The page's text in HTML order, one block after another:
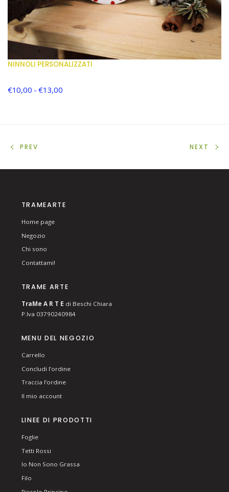
NINNOLI PERSONALIZZATI
€10,00 - €13,00
PREV NEXT
TRAMEARTE
Home page
Negozio
Chi sono
Contattami!
TRAME ARTE
TraMe A R T E di Beschi Chiara
P.Iva 03790240984
MENU DEL NEGOZIO
Carrello
Concludi l’ordine
Traccia l’ordine
Il mio account
LINEE DI PRODOTTI
Foglie
Tetti Rossi
Io Non Sono Grassa
Filo